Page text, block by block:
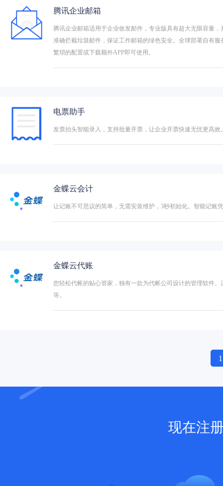
腾讯企业邮箱
腾讯企业邮箱适用于企业收发邮件，专业版具有超大无限容量
准确拦截垃圾邮件，保证工作邮箱的绿色安全。全球部署自有
繁琐的配置或下载额外APP即可使用。
电票助手
发票抬头智能录入，支持批量开票，让企业开票快速无忧更高
金蝶云会计
让记账不可思议的简单，无需安装维护，3秒初始化。智能记账
金蝶云代账
您轻松代帐的贴心管家，独有一款为代帐公司设计的管理软件
等。
1
现在注